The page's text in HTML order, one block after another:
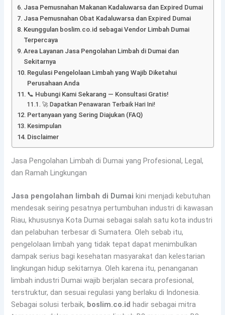
Jasa Pemusnahan Makanan Kadaluwarsa dan Expired Dumai
Jasa Pemusnahan Obat Kadaluwarsa dan Expired Dumai
Keunggulan boslim.co.id sebagai Vendor Limbah Dumai
Terpercaya
Area Layanan Jasa Pengolahan Limbah di Dumai dan
Sekitarnya
Regulasi Pengelolaan Limbah yang Wajib Diketahui
Perusahaan Anda
📞 Hubungi Kami Sekarang — Konsultasi Gratis!
🚀 Dapatkan Penawaran Terbaik Hari Ini!
Pertanyaan yang Sering Diajukan (FAQ)
Kesimpulan
Disclaimer
Jasa Pengolahan Limbah di Dumai yang Profesional, Legal,
dan Ramah Lingkungan
Jasa pengolahan limbah di Dumai kini menjadi kebutuhan
mendesak seiring pesatnya pertumbuhan industri di kawasan
Riau, khususnya Kota Dumai sebagai salah satu kota industri
dan pelabuhan terbesar di Sumatera. Oleh sebab itu,
pengelolaan limbah yang tidak tepat dapat menimbulkan
dampak serius bagi kesehatan masyarakat dan kelestarian
lingkungan hidup sekitarnya. Oleh karena itu, penanganan
limbah industri Dumai wajib berjalan secara profesional,
terstruktur, dan sesuai regulasi yang berlaku di Indonesia.
Sebagai solusi terbaik, boslim.co.id hadir sebagai mitra